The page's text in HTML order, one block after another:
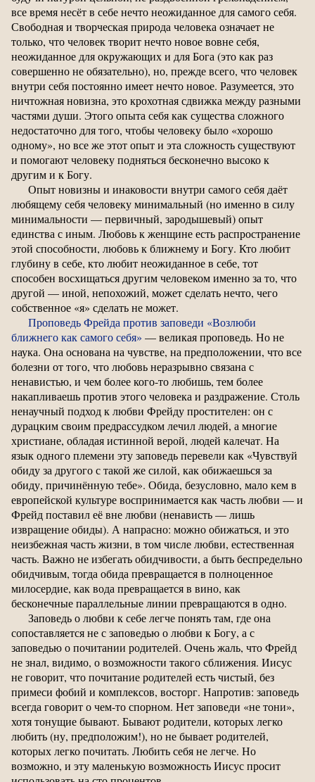
все время несёт в себе нечто неожиданное для самого себя.
Свободная и творческая природа человека означает не
только, что человек творит нечто новое вовне себя,
неожиданное для окружающих и для Бога (это как раз
совершенно не обязательно), но, прежде всего, что человек
внутри себя постоянно имеет нечто новое. Разумеется, это
ничтожная новизна, это крохотная сдвижка между разными
частями души. Этого опыта себя как существа сложного
недостаточно для того, чтобы человеку было «хорошо
одному», но все же этот опыт и эта сложность существуют
и помогают человеку подняться бесконечно высоко к
другим и к Богу.
Опыт новизны и инаковости внутри самого себя даёт
любящему себя человеку минимальный (но именно в силу
минимальности — первичный, зародышевый) опыт
единства с иным. Любовь к женщине есть распространение
этой способности, любовь к ближнему и Богу. Кто любит
глубину в себе, кто любит неожиданное в себе, тот
способен восхищаться другим человеком именно за то, что
другой — иной, непохожий, может сделать нечто, чего
собственное «я» сделать не может.
Проповедь Фрейда против заповеди «Возлюби
ближнего как самого себя» — великая проповедь. Но не
наука. Она основана на чувстве, на предположении, что все
болезни от того, что любовь неразрывно связана с
ненавистью, и чем более кого-то любишь, тем более
накапливаешь против этого человека и раздражение. Столь
ненаучный подход к любви Фрейду простителен: он с
дурацким своим предрассудком лечил людей, а многие
христиане, обладая истинной верой, людей калечат. На
язык одного племени эту заповедь перевели как «Чувствуй
обиду за другого с такой же силой, как обижаешься за
обиду, причинённую тебе». Обида, безусловно, мало кем в
европейской культуре воспринимается как часть любви — и
Фрейд поставил её вне любви (ненависть — лишь
извращение обиды). А напрасно: можно обижаться, и это
неизбежная часть жизни, в том числе любви, естественная
часть. Важно не избегать обидчивости, а быть беспредельно
обидчивым, тогда обида превращается в полноценное
милосердие, как вода превращается в вино, как
бесконечные параллельные линии превращаются в одно.
Заповедь о любви к себе легче понять там, где она
сопоставляется не с заповедью о любви к Богу, а с
заповедью о почитании родителей. Очень жаль, что Фрейд
не знал, видимо, о возможности такого сближения. Иисус
не говорит, что почитание родителей есть чистый, без
примеси фобий и комплексов, восторг. Напротив: заповедь
всегда говорит о чем-то спорном. Нет заповеди «не тони»,
хотя тонущие бывают. Бывают родители, которых легко
любить (ну, предположим!), но не бывает родителей,
которых легко почитать. Любить себя не легче. Но
возможно, и эту маленькую возможность Иисус просит